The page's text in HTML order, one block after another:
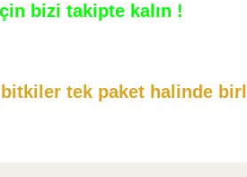
bizi takipte kalın !
bitkiler tek paket halinde